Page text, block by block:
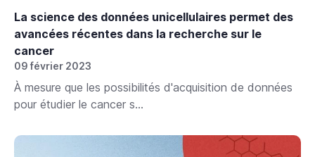
La science des données unicellulaires permet des
avancées récentes dans la recherche sur le
cancer
09 février 2023
À mesure que les possibilités d'acquisition de données
pour étudier le cancer s...